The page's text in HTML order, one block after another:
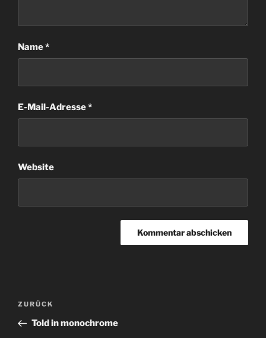
Name*
E-Mail-Adresse*
Website
Beitragsnavigation
Vorheriger
Beitrag
ZURÜCK
Told in monochrome